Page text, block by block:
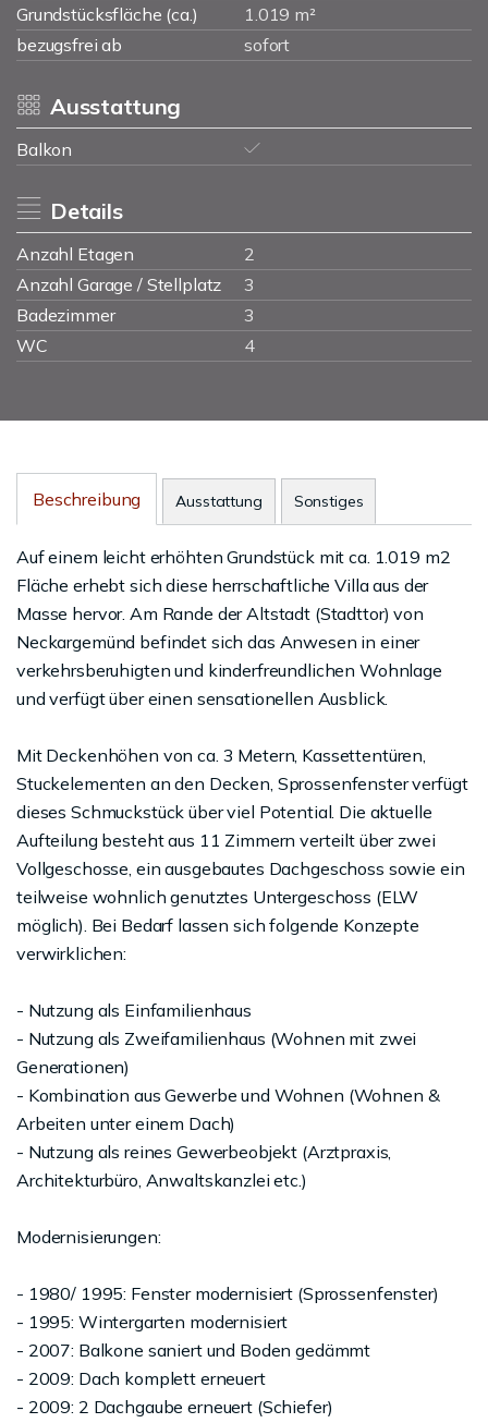
Grundstücksfläche (ca.)
1.019 m²
bezugsfrei ab
sofort
Ausstattung
Balkon
Details
Anzahl Etagen
2
Anzahl Garage / Stellplatz
3
Badezimmer
3
WC
4
Beschreibung Ausstattung Sonstiges
Auf einem leicht erhöhten Grundstück mit ca. 1.019 m2
Fläche erhebt sich diese herrschaftliche Villa aus der
Masse hervor. Am Rande der Altstadt (Stadttor) von
Neckargemünd befindet sich das Anwesen in einer
verkehrsberuhigten und kinderfreundlichen Wohnlage
und verfügt über einen sensationellen Ausblick.
Mit Deckenhöhen von ca. 3 Metern, Kassettentüren,
Stuckelementen an den Decken, Sprossenfenster verfügt
dieses Schmuckstück über viel Potential. Die aktuelle
Aufteilung besteht aus 11 Zimmern verteilt über zwei
Vollgeschosse, ein ausgebautes Dachgeschoss sowie ein
teilweise wohnlich genutztes Untergeschoss (ELW
möglich). Bei Bedarf lassen sich folgende Konzepte
verwirklichen:
- Nutzung als Einfamilienhaus
- Nutzung als Zweifamilienhaus (Wohnen mit zwei
Generationen)
- Kombination aus Gewerbe und Wohnen (Wohnen &
Arbeiten unter einem Dach)
- Nutzung als reines Gewerbeobjekt (Arztpraxis,
Architekturbüro, Anwaltskanzlei etc.)
Modernisierungen:
- 1980/ 1995: Fenster modernisiert (Sprossenfenster)
- 1995: Wintergarten modernisiert
- 2007: Balkone saniert und Boden gedämmt
- 2009: Dach komplett erneuert
- 2009: 2 Dachgaube erneuert (Schiefer)